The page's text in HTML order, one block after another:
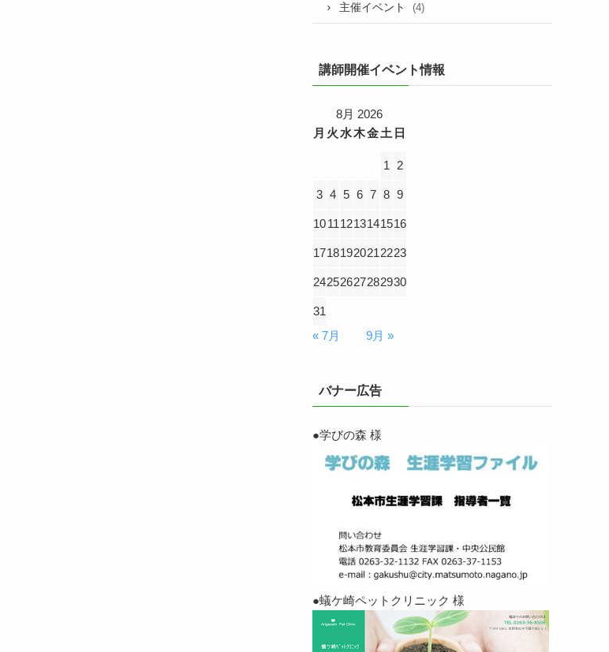
主催イベント (4)
講師開催イベント情報
8月 2026
月 火 水木金土 日
1 2
3 4 5 6 7 8 9
10111213141516
17181920212223
24252627282930
31
« 7月
9月 »
バナー広告
●学びの森 様
●蟻ケ崎ペットクリニック 様